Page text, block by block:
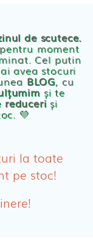
de scutece.
moment
Cel putin
avea stocuri
BLOG, cu
și te
reduceriși
💛
la toate
pe stoc!